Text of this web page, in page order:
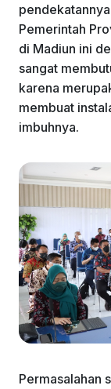
Pemerintah
di Madiun ini
sangat
karena
membuat
imbuhnya.
Permasalahan